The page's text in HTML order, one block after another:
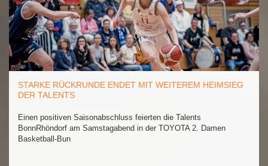
STARKE RÜCKRUNDE ENDET MIT WEITEREM HEIMSIEG
DER TALENTS
Einen positiven Saisonabschluss feierten die Talents
BonnRhöndorf am Samstagabend in der TOYOTA 2. Damen
Basketball-Bun